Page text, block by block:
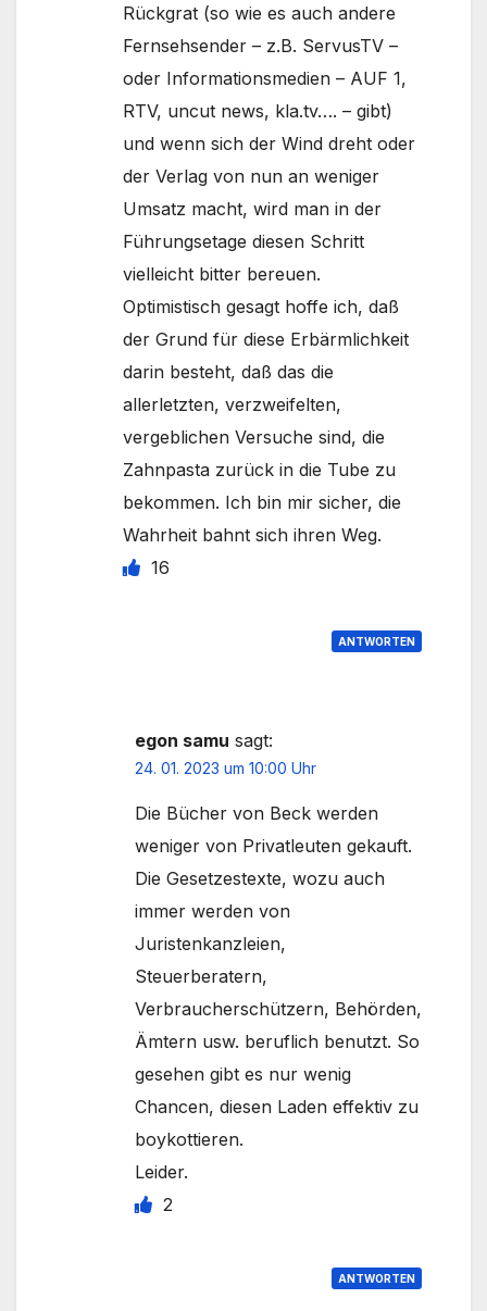
Rückgrat (so wie es auch andere
Fernsehsender – z.B. ServusTV –
oder Informationsmedien – AUF 1,
RTV, uncut news, kla.tv…. – gibt)
und wenn sich der Wind dreht oder
der Verlag von nun an weniger
Umsatz macht, wird man in der
Führungsetage diesen Schritt
vielleicht bitter bereuen.
Optimistisch gesagt hoffe ich, daß
der Grund für diese Erbärmlichkeit
darin besteht, daß das die
allerletzten, verzweifelten,
vergeblichen Versuche sind, die
Zahnpasta zurück in die Tube zu
bekommen. Ich bin mir sicher, die
Wahrheit bahnt sich ihren Weg.
16
ANTWORTEN
egon samu sagt:
24. 01. 2023 um 10:00 Uhr
Die Bücher von Beck werden
weniger von Privatleuten gekauft.
Die Gesetzestexte, wozu auch
immer werden von
Juristenkanzleien,
Steuerberatern,
Verbraucherschützern, Behörden,
Ämtern usw. beruflich benutzt. So
gesehen gibt es nur wenig
Chancen, diesen Laden effektiv zu
boykottieren.
Leider.
2
ANTWORTEN